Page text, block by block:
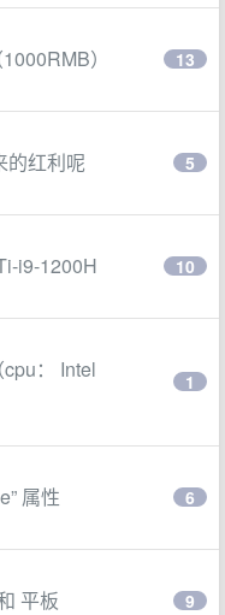
） 13
的红利呢 5
i9-1200H 10
： Intel
1
属性 6
平板 9